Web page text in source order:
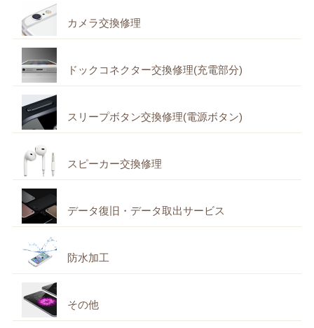
カメラ交換修理
ドックコネクター交換修理(充電部分)
スリープボタン交換修理(電源ボタン)
スピーカー交換修理
データ復旧・データ取出サービス
防水加工
その他